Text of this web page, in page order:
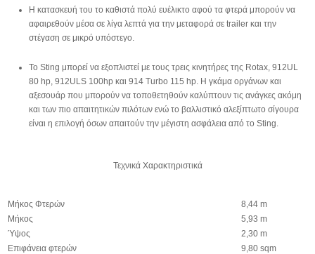
Η κατασκευή του το καθιστά πολύ ευέλικτο αφού τα φτερά μπορούν να
αφαιρεθούν μέσα σε λίγα λεπτά για την μεταφορά σε trailer και την
στέγαση σε μικρό υπόστεγο.
Το Sting μπορεί να εξοπλιστεί με τους τρεις κινητήρες της Rotax, 912UL
80 hp, 912ULS 100hp και 914 Turbo 115 hp. Η γκάμα οργάνων και
αξεσουάρ που μπορούν να τοποθετηθούν καλύπτουν τις ανάγκες ακόμη
και των πιο απαιτητικών πιλότων ενώ το βαλλιστικό αλεξίπτωτο σίγουρα
είναι η επιλογή όσων απαιτούν την μέγιστη ασφάλεια από το Sting.
Τεχνικά Χαρακτηριστικά
Μήκος Φτερών
8,44 m
Μήκος
5,93 m
Ύψος
2,30 m
Επιφάνεια φτερών
9,80 sqm